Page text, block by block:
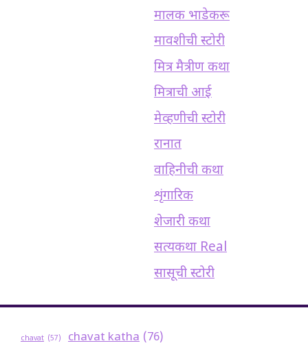
मालक भाडेकरू
मावशीची स्टोरी
मित्र मैत्रीण कथा
मित्राची आई
मेव्हणीची स्टोरी
रानात
वाहिनीची कथा
शृंगारिक
शेजारी कथा
सत्यकथा Real
सासूची स्टोरी
chavat (57) chavat katha (76)